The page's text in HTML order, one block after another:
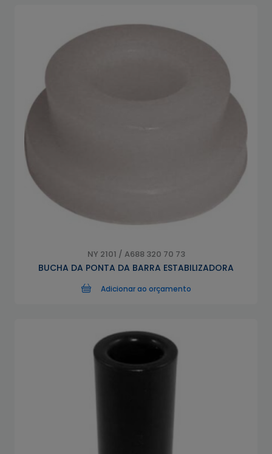
NY 2101 / A688 320 70 73
BUCHA DA PONTA DA BARRA ESTABILIZADORA
Adicionar ao orçamento